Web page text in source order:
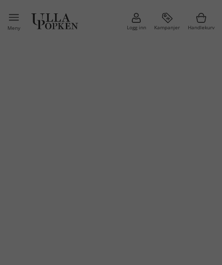
Meny Logg inn Kampanjer Handlekurv